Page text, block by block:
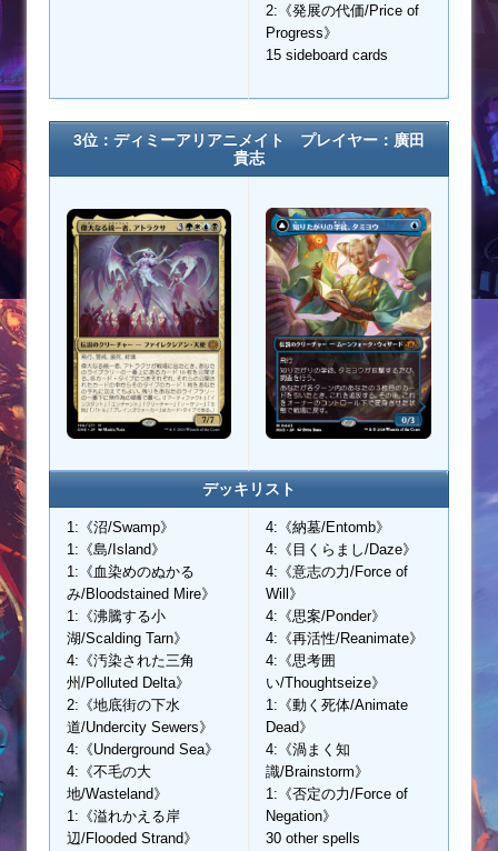
2:《発展の代価/Price of
Progress》
15 sideboard cards
3位：ディミーアリアニメイト プレイヤー：廣田
貴志
デッキリスト
1:《沼/Swamp》
1:《島/Island》
1:《血染めのぬかる
み/Bloodstained Mire》
1:《沸騰する小
湖/Scalding Tarn》
4:《汚染された三角
州/Polluted Delta》
2:《地底街の下水
道/Undercity Sewers》
4:《Underground Sea》
4:《不毛の大
地/Wasteland》
1:《溢れかえる岸
辺/Flooded Strand》
4:《納墓/Entomb》
4:《目くらまし/Daze》
4:《意志の力/Force of
Will》
4:《思案/Ponder》
4:《再活性/Reanimate》
4:《思考囲
い/Thoughtseize》
1:《動く死体/Animate
Dead》
4:《渦まく知
識/Brainstorm》
1:《否定の力/Force of
Negation》
30 other spells